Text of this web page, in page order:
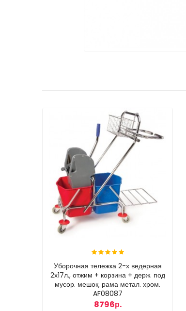
Уборочная тележка 2-х ведерная
2х17л., отжим + корзина + держ. под
мусор. мешок, рама метал. хром.
AF08087
8796р.